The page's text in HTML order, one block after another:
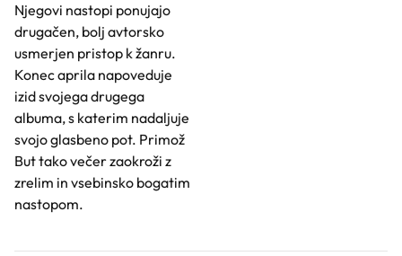
Njegovi nastopi ponujajo
drugačen, bolj avtorsko
usmerjen pristop k žanru.
Konec aprila napoveduje
izid svojega drugega
albuma, s katerim nadaljuje
svojo glasbeno pot. Primož
But tako večer zaokroži z
zrelim in vsebinsko bogatim
nastopom.